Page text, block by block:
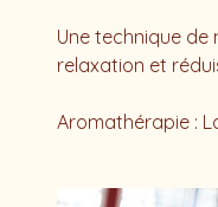
Une technique
relaxation et
Aromathérapie :